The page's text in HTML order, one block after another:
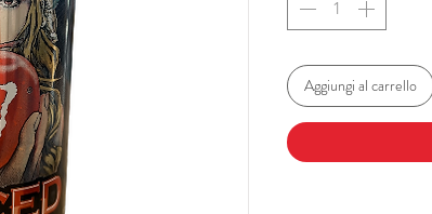
Aggiungi al carrello